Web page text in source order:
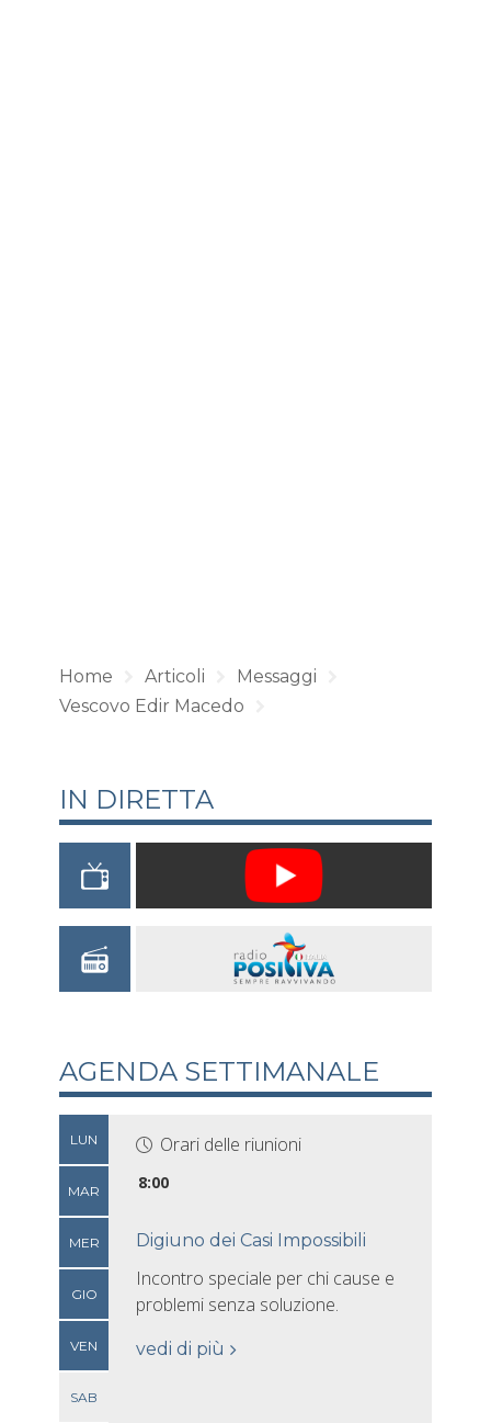
Home Articoli
Messaggi
Vescovo Edir Macedo
IN DIRETTA
AGENDA SETTIMANALE
LUN
MAR
MER
GIO
VEN
SAB
Orari delle riunioni
8:00
Digiuno dei Casi Impossibili
Incontro speciale per chi cause e
problemi senza soluzione.
vedi di più